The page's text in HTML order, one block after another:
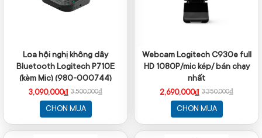
Loa hội nghị không dây
Bluetooth Logitech P710E
(kèm Mic) (980-000744)
3,090,000₫ 3,500,000₫
CHỌN MUA
Webcam Logitech C930e full
HD 1080P/mic kép/ bán chạy
nhất
2,690,000₫ 3,350,000₫
CHỌN MUA